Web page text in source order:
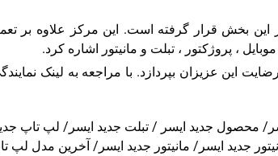
بخش قرار گرفته است. این مرکز علاوه بر
، پروژکتور ، تبلت و مانیتور اشاره کرد.
این عزیزان بپردازد. با مراجعه به لینک
جدید ایسر/ مانیتور جدید ایسر/ آخرین مدل لپ